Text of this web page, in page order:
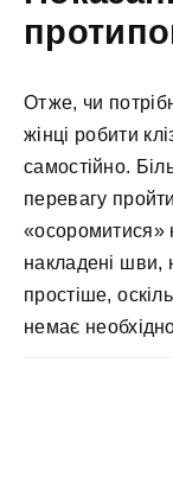
Отже, чи
жінці робити
самостійно.
перевагу
«осоромитися»
накладені шви,
простіше,
немає